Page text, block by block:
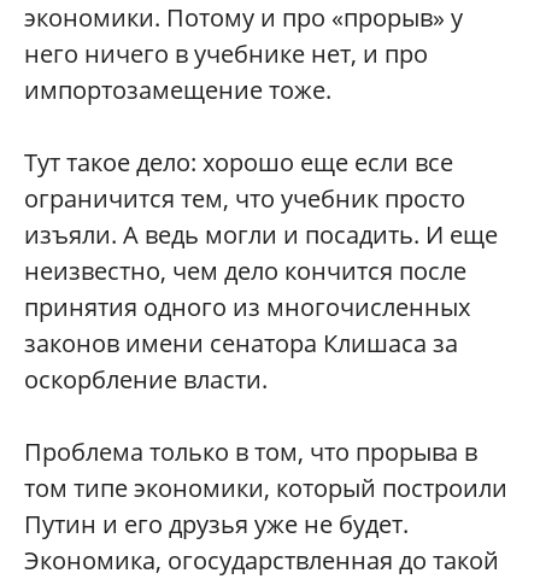
экономики. Потому и про «прорыв» у
него ничего в учебнике нет, и про
импортозамещение тоже.
Тут такое дело: хорошо еще если все
ограничится тем, что учебник просто
изъяли. А ведь могли и посадить. И еще
неизвестно, чем дело кончится после
принятия одного из многочисленных
законов имени сенатора Клишаса за
оскорбление власти.
Проблема только в том, что прорыва в
том типе экономики, который построили
Путин и его друзья уже не будет.
Экономика, огосударствленная до такой